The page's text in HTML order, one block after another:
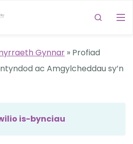
Gynnar » Profiad
ac Amgylcheddau sy’n
is-bynciau